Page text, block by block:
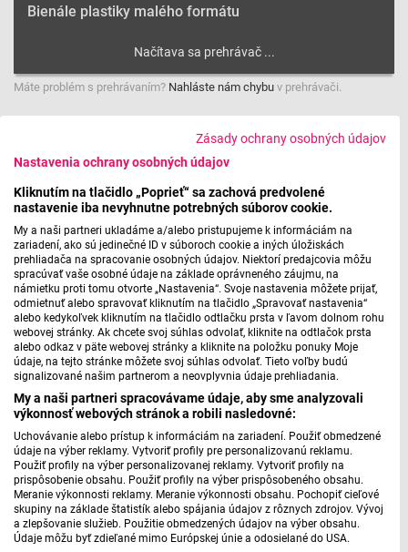
Zásady ochrany osobných údajov
Nastavenia ochrany osobných údajov
Kliknutím na tlačidlo „Poprieť“ sa zachová predvolené
nastavenie iba nevyhnutne potrebných súborov cookie.
My a naši partneri ukladáme a/alebo pristupujeme k informáciám na
zariadení, ako sú jedinečné ID v súboroch cookie a iných úložiskách
prehliadača na spracovanie osobných údajov. Niektorí predajcovia môžu
spracúvať vaše osobné údaje na základe oprávneného záujmu, na
námietku proti tomu otvorte „Nastavenia“. Svoje nastavenia môžete prijať,
odmietnuť alebo spravovať kliknutím na tlačidlo „Spravovať nastavenia“
alebo kedykoľvek kliknutím na tlačidlo odtlačku prsta v ľavom dolnom rohu
webovej stránky. Ak chcete svoj súhlas odvolať, kliknite na odtlačok prsta
alebo odkaz v päte webovej stránky a kliknite na položku ponuky Moje
údaje, na tejto stránke môžete svoj súhlas odvolať. Tieto voľby budú
signalizované našim partnerom a neovplyvnia údaje prehliadania.
My a naši partneri spracovávame údaje, aby sme analyzovali
výkonnosť webových stránok a robili nasledovné:
Uchovávanie alebo prístup k informáciám na zariadení. Použiť obmedzené
údaje na výber reklamy. Vytvoriť profily pre personalizovanú reklamu.
Použiť profily na výber personalizovanej reklamy. Vytvoriť profily na
prispôsobenie obsahu. Použiť profily na výber prispôsobeného obsahu.
Meranie výkonnosti reklamy. Meranie výkonnosti obsahu. Pochopiť cieľové
skupiny na základe štatistík alebo spájania údajov z rôznych zdrojov. Vývoj
a zlepšovanie služieb. Použitie obmedzených údajov na výber obsahu.
Údaje môžu byť zdieľané mimo Európskej únie a odosielané do USA.
Bienále plastiky malého formátu
Máte problém s prehrávaním? Nahláste nám chybu v prehrávači.
Vystavené diela v rámci 6. ročníka Bienále plastiky malého
môžete pozrieť do 15. septembra. Po ročníkoch hľadaní
vhodných výstavných priestorov ide dnes o výstavu
medzinárodnú a putovnú. Tento rok začínala v Kysuckej
Galérii v Oščadnici, z Galérie Jána Koniarka v Trnave
poputuje na jeseň do Turčianskej Galérie v Martine a na jar
do Galérie M. A. Bazovského v Trenčíne. Bienále vznikalo v
Pezinku v garancii sochára Jozefa Jankoviča a historičky
umenia Ľuby Belohradskej so snahou vytvoriť podujatie
medzinárodného významu – podľa vzoru Bienále malej
plastiky v Murskej Sobote v Slovinsku.
Foto/Zdroj: Martin Kochan/Neboziec II/Galéria Jána
Koniarka v Trnave